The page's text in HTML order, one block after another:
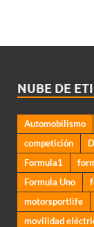
NUBE DE
Automobilismo
competición
Formula1
Formula Uno
motorsportlife
movilidad